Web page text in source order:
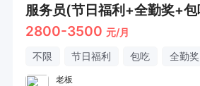
服务员(节日福利+全勤奖+包
2800-3500 元/月
不限 节日福利 包吃 全勤奖
老板